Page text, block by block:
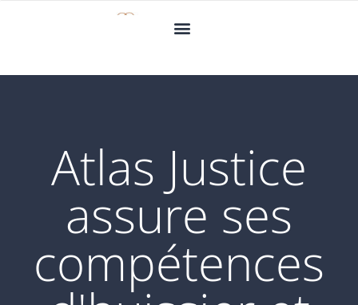
Atlas Justice
assure ses
compétences